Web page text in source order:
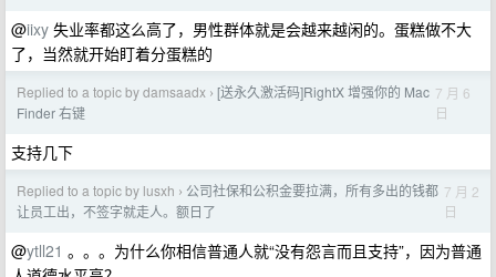
@iixy 失业率都这么高了，男性群体就是会越来越闲的。蛋糕做不大
了，当然就开始盯着分蛋糕的
Replied to a topic by damsaadx › [送永久激活码]RightX 增强你的 Mac
Finder 右键
7 月 6
日
支持几下
Replied to a topic by lusxh › 公司社保和公积金要拉满，所有多出的钱都
让员工出，不签字就走人。额日了
7 月 2
日
@ytll21 。。。为什么你相信普通人就“没有怨言而且支持”，因为普通